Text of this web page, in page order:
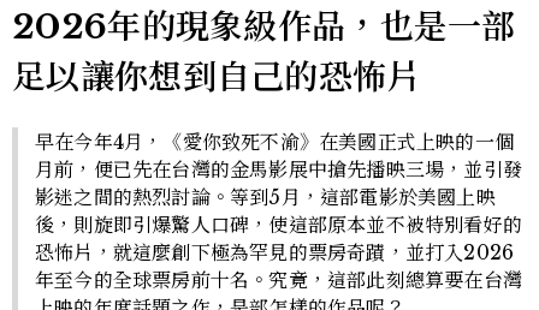
2026年的現象級作品，也是一部
足以讓你想到自己的恐怖片
早在今年4月，《愛你致死不渝》在美國正式上映的一個
月前，便已先在台灣的金馬影展中搶先播映三場，並引發
影迷之間的熱烈討論。等到5月，這部電影於美國上映
後，則旋即引爆驚人口碑，使這部原本並不被特別看好的
恐怖片，就這麼創下極為罕見的票房奇蹟，並打入2026
年至今的全球票房前十名。究竟，這部此刻總算要在台灣